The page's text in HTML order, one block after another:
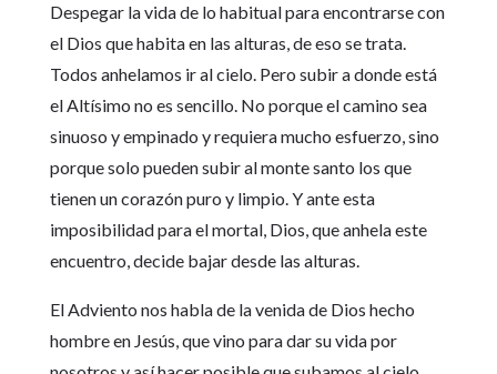
Despegar la vida de lo habitual para encontrarse con
el Dios que habita en las alturas, de eso se trata.
Todos anhelamos ir al cielo. Pero subir a donde está
el Altísimo no es sencillo. No porque el camino sea
sinuoso y empinado y requiera mucho esfuerzo, sino
porque solo pueden subir al monte santo los que
tienen un corazón puro y limpio. Y ante esta
imposibilidad para el mortal, Dios, que anhela este
encuentro, decide bajar desde las alturas.
El Adviento nos habla de la venida de Dios hecho
hombre en Jesús, que vino para dar su vida por